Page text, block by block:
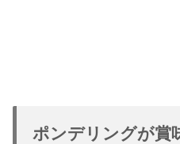
ポンデリングが賞